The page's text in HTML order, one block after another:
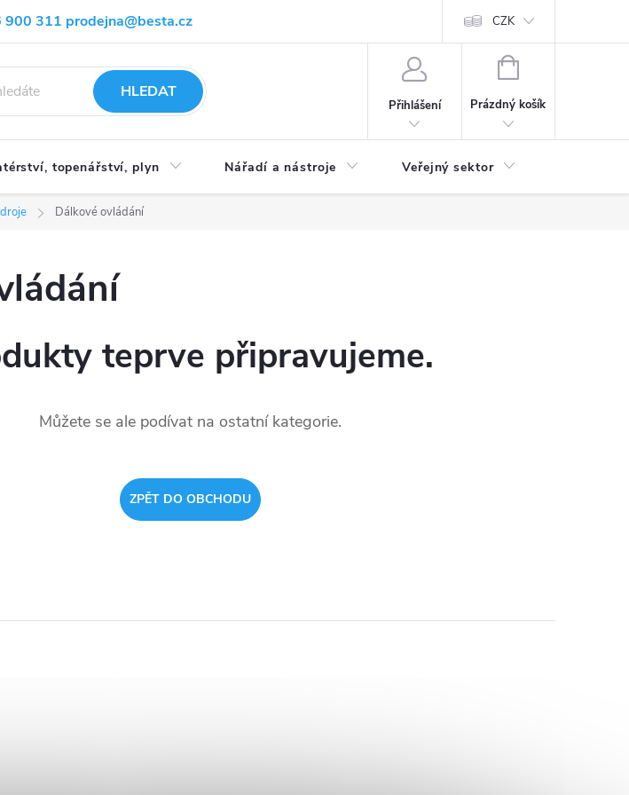
900 311 prodejna@besta.cz
Ochrana osobních údajů CZK
HLEDAT
Přihlášení
NÁKUPNÍ
Prázdný košík
topenářství, plyn Nářadí a nástroje Veřejný sektor
Dálkové ovládání
teprve připravujeme.
Můžete se ale podívat na ostatní kategorie.
ZPĚT DO OBCHODU